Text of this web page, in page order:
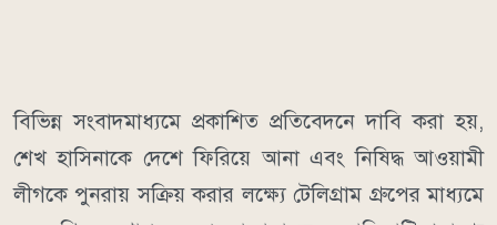
বিভিন্ন সংবাদমাধ্যমে প্রকাশিত প্রতিবেদনে দাবি করা হয়,
শেখ হাসিনাকে দেশে ফিরিয়ে আনা এবং নিষিদ্ধ আওয়ামী
লীগকে পুনরায় সক্রিয় করার লক্ষ্যে টেলিগ্রাম গ্রুপের মাধ্যমে